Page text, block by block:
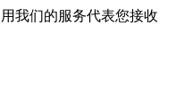
我们的服务代表您接收